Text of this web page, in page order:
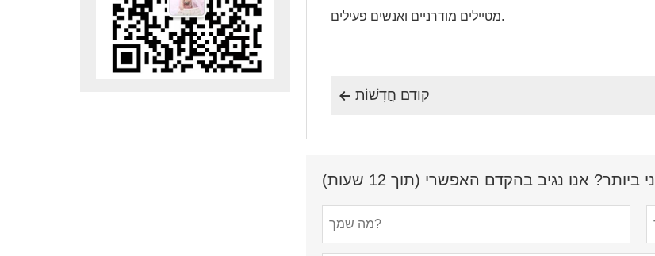
מטיילים מודרניים ואנשים פעילים.
 קודם חֲדָשׁוֹת
אנו נגיב בהקדם האפשרי (תוך 12 שעות)